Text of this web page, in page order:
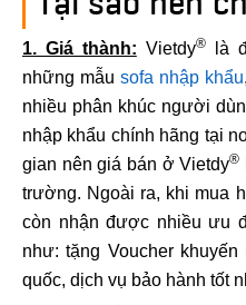
1. Giá thành: Vietdy®là
những mẫusofa nhập khẩu
nhiều phân khúc người
nhập khẩu chính hãng tại
gian nên giá bán ở Vietdy®
trường. Ngoài ra, khi mua
còn nhận được nhiều ưu
như: tặng Voucher
quốc, dịch vụ bảo hành tốt